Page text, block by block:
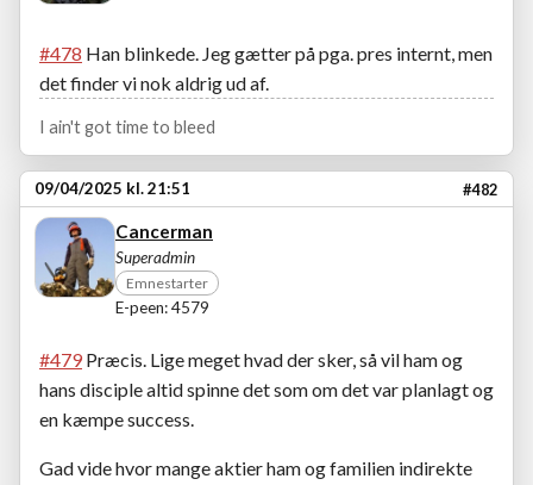
#478 Han blinkede. Jeg gætter på pga. pres internt, men
det finder vi nok aldrig ud af.
I ain't got time to bleed
09/04/2025 kl. 21:51 #482
Cancerman
Superadmin
Emnestarter
E-peen: 4579
#479 Præcis. Lige meget hvad der sker, så vil ham og
hans disciple altid spinne det som om det var planlagt og
en kæmpe success.
Gad vide hvor mange aktier ham og familien indirekte